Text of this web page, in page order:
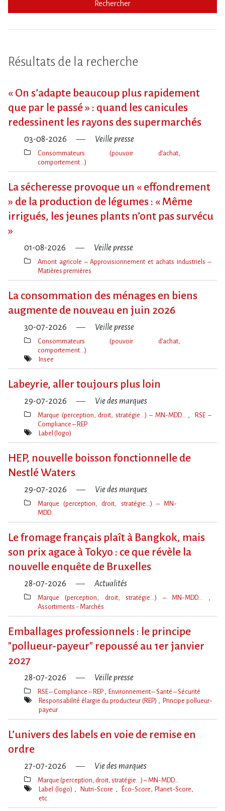
Rechercher
Résultats de la recherche
« On s​‌’adapte beaucoup plus rapidement
que par le passé » : quand les canicules
redessinent les rayons des supermarchés
03-08-2026 Veille presse
Thèmes(s)
Consommateurs (pouvoir d’achat,
comportement…)
La sécheresse provoque un « effondrement
» de la production de légumes : « Même
irrigués, les jeunes plants n’ont pas survécu
»
01-08-2026 Veille presse
Thèmes(s)
Amont agricole – Approvisionnement et achats industriels –
Matières premières
La consommation des ménages en biens
augmente de nouveau en juin 2026
30-07-2026 Veille presse
Thèmes(s)
Consommateurs (pouvoir d’achat,
comportement…)
Mot(s)-
Insee
Labeyrie, aller toujours plus loin
29-07-2026 Vie des marques
Thèmes(s)
Marque (perception, droit, stratégie…) – MN-MDD…
RSE –
Compliance – REP
Mot(s)-
Label (logo)
HEP, nouvelle boisson fonctionnelle de
Nestlé Waters
29-07-2026 Vie des marques
Thèmes(s)
Marque (perception, droit, stratégie…) – MN-
MDD…
Le fromage français plaît à Bangkok, mais
son prix agace à Tokyo : ce que révèle la
nouvelle enquête de Bruxelles
28-07-2026 Actualités
Thèmes(s)
Marque (perception, droit, stratégie…) – MN-MDD…
Assortiments - Marchés
Emballages professionnels : le principe
"pollueur-payeur" repoussé au 1er janvier
2027
28-07-2026 Veille presse
Thèmes(s)
RSE – Compliance – REP Environnement – Santé – Sécurité
Mot(s)-
Responsabilité élargie du producteur (REP)
Principe pollueur-
payeur
L’univers des labels en voie de remise en
ordre
27-07-2026 Vie des marques
Thèmes(s)
Marque (perception, droit, stratégie…) – MN-MDD…
Mot(s)-
Label (logo) Nutri-Score
Éco-Score, Planet-Score,
etc.